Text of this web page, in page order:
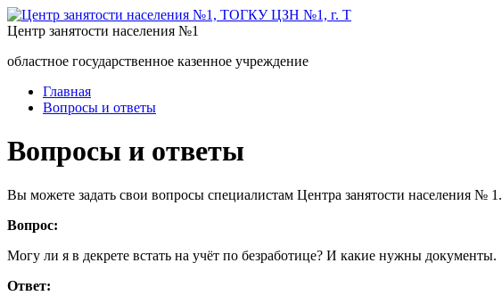
Центр занятости населения №1
областное государственное казенное учреждение
Главная
Вопросы и ответы
Вопросы и ответы
Вы можете задать свои вопросы специалистам Центра занятости населения № 1.
Вопрос:
Могу ли я в декрете встать на учёт по безработице? И какие нужны документы.
Ответ: